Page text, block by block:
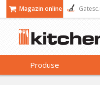
Magazin online
Produse